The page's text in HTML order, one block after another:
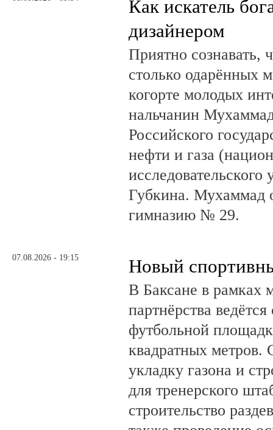
Как искатель
дизайнером
Приятно сознавать,
столько одарённых
когорте молодых
нальчанин
Российского
нефти и газа
Губкина. Мухаммад
гимназию № 29.
07.08.2026 - 19:15 Новый
В Баксане в рамках
партнёрства
футбольной
квадратных метров.
укладку газона и
для тренерского
строительство